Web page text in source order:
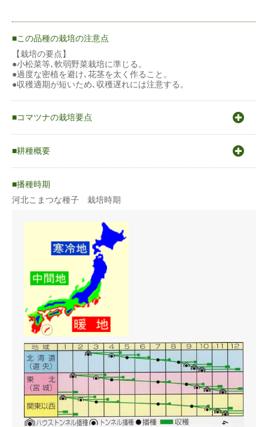
この品種の栽培の注意点
【栽培の要点】
●小松菜等､軟弱野菜栽培に準じる。
●過度な密植を避け､花茎を太く作ること。
●収穫適期が短いため､収穫遅れには注意する。
コマツナの栽培要点
の一種「茎立菜」とされ、その名称は東京江戸川区の小松川あた
りで栽培されていたので、コマツナという名前になったと言われ
ている。
〇発芽適温20〜25℃
〇生育適温18〜20℃
〇涼しい気候を好むが、生育期間が短い為、施設などを使い周年
〇冬〜早春にかけての抽苔、高温期の徒長などを避けるために蒔
き時期と品種の選定に留意する。
耕種概要
蒔き方 直まき
100〜150cm
4〜5条
株間（cm） 3〜5cm
1a当たり株数 2万〜3万株
1m²当たり株数
1a当たり播種量 1.3〜2dl
播種時期
河北こまつな種子 栽培時期